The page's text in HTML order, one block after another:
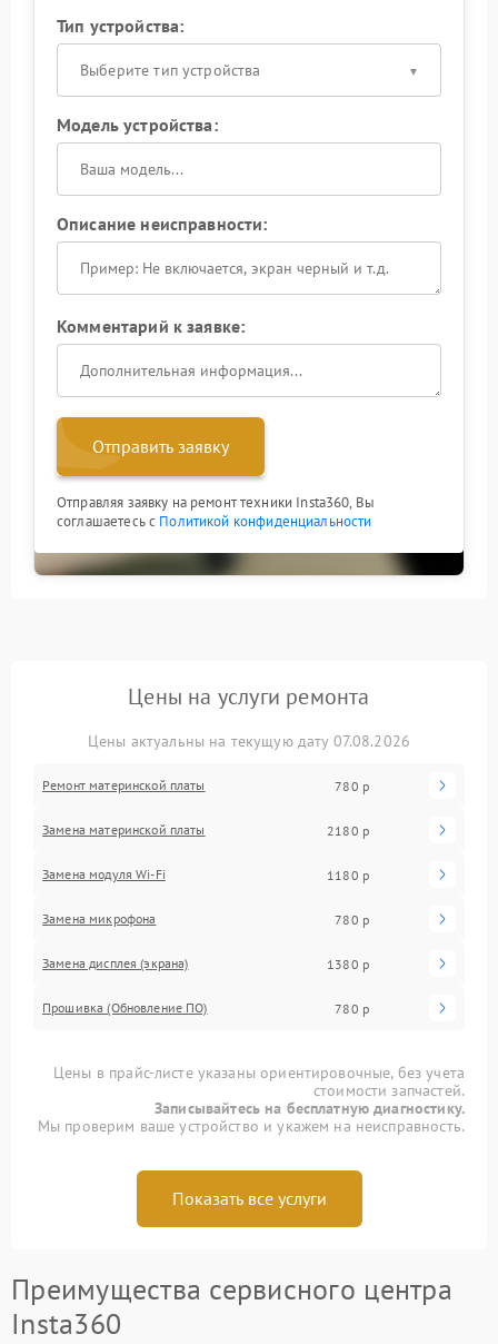
Тип устройства:
Выберите тип устройства
Модель устройства:
Описание неисправности:
Комментарий к заявке:
Отправить заявку
Отправляя заявку на ремонт техники Insta360, Вы
соглашаетесь с Политикой конфиденциальности
Цены на услуги ремонта
Цены актуальны на текущую дату 07.08.2026
Ремонт материнской платы 780 р
Замена материнской платы 2180 р
Замена модуля Wi-Fi 1180 р
Замена микрофона 780 р
Замена дисплея (экрана) 1380 р
Прошивка (Обновление ПО) 780 р
Цены в прайс-листе указаны ориентировочные, без учета
стоимости запчастей.
Записывайтесь на бесплатную диагностику.
Мы проверим ваше устройство и укажем на неисправность.
Показать все услуги
Преимущества сервисного центра
Insta360